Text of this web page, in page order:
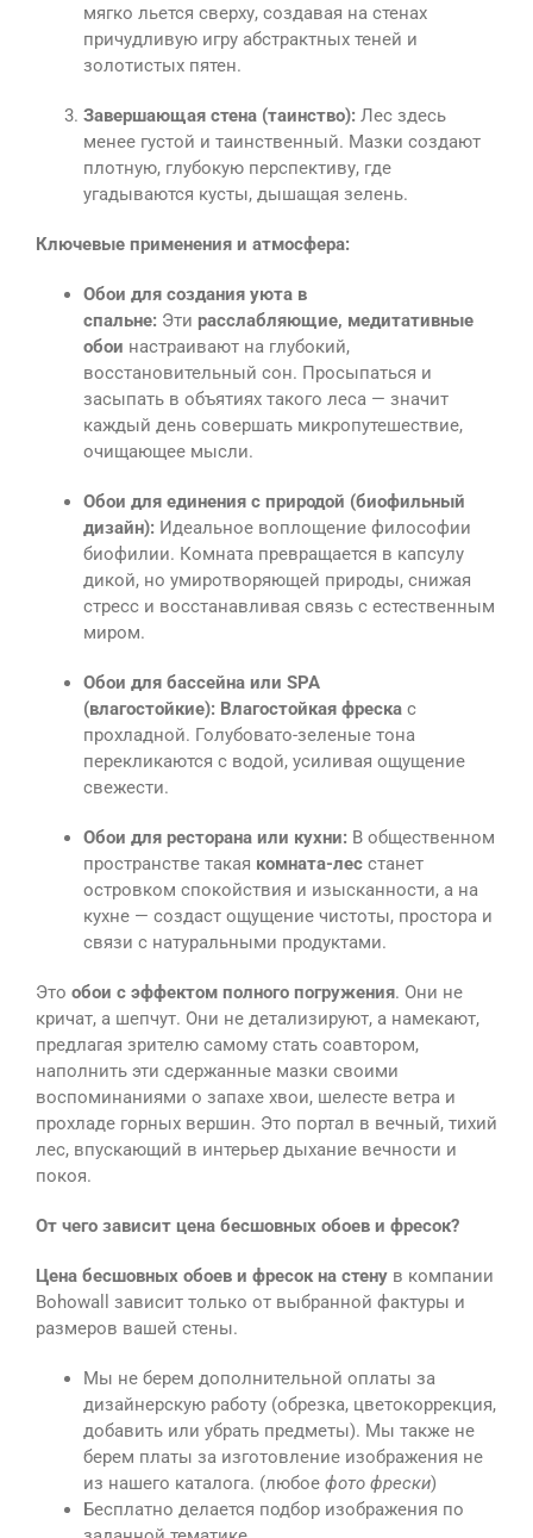
мягко льется сверху, создавая на стенах
причудливую игру абстрактных теней и
золотистых пятен.
Завершающая стена (таинство): Лес здесь
менее густой и таинственный. Мазки создают
плотную, глубокую перспективу, где
угадываются кусты, дышащая зелень.
Ключевые применения и атмосфера:
Обои для создания уюта в
спальне: Эти расслабляющие, медитативные
обои настраивают на глубокий,
восстановительный сон. Просыпаться и
засыпать в объятиях такого леса — значит
каждый день совершать микропутешествие,
очищающее мысли.
Обои для единения с природой (биофильный
дизайн): Идеальное воплощение философии
биофилии. Комната превращается в капсулу
дикой, но умиротворяющей природы, снижая
стресс и восстанавливая связь с естественным
миром.
Обои для бассейна или SPA
(влагостойкие): Влагостойкая фреска с
прохладной. Голубовато-зеленые тона
перекликаются с водой, усиливая ощущение
свежести.
Обои для ресторана или кухни: В общественном
пространстве такая комната-лес станет
островком спокойствия и изысканности, а на
кухне — создаст ощущение чистоты, простора и
связи с натуральными продуктами.
Это обои с эффектом полного погружения. Они не
кричат, а шепчут. Они не детализируют, а намекают,
предлагая зрителю самому стать соавтором,
наполнить эти сдержанные мазки своими
воспоминаниями о запахе хвои, шелесте ветра и
прохладе горных вершин. Это портал в вечный, тихий
лес, впускающий в интерьер дыхание вечности и
покоя.
От чего зависит цена бесшовных обоев и фресок?
Цена бесшовных обоев и фресок на стену в компании
Bohowall зависит только от выбранной фактуры и
размеров вашей стены.
Мы не берем дополнительной оплаты за
дизайнерскую работу (обрезка, цветокоррекция,
добавить или убрать предметы). Мы также не
берем платы за изготовление изображения не
из нашего каталога. (любое фото фрески)
Бесплатно делается подбор изображения по